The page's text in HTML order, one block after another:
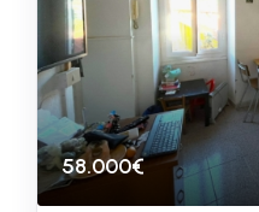
58.000€